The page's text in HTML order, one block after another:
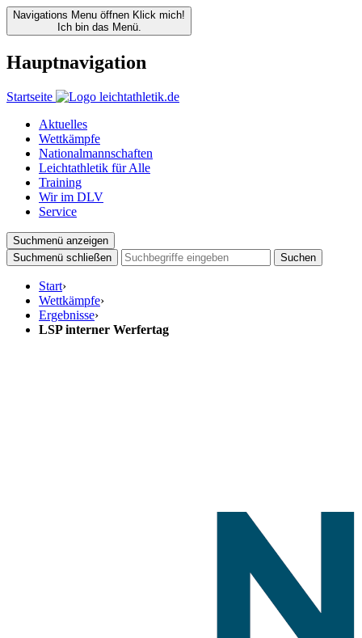
Navigations Menu öffnen Klick mich!
Ich bin das Menü.
Hauptnavigation
Startseite
Aktuelles
Wettkämpfe
Nationalmannschaften
Leichtathletik für Alle
Training
Wir im DLV
Service
Suchmenü anzeigen
Suchmenü schließen
Suchen
Start›
Wettkämpfe›
Ergebnisse›
LSP interner Werfertag